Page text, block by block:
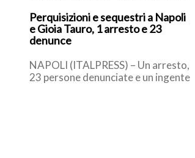
lavoratori nostri concittadini […]
Perquisizioni e sequestri a Napoli
e Gioia Tauro, 1 arresto e 23
denunce
NAPOLI (ITALPRESS) – Un arresto,
23 persone denunciate e un ingente